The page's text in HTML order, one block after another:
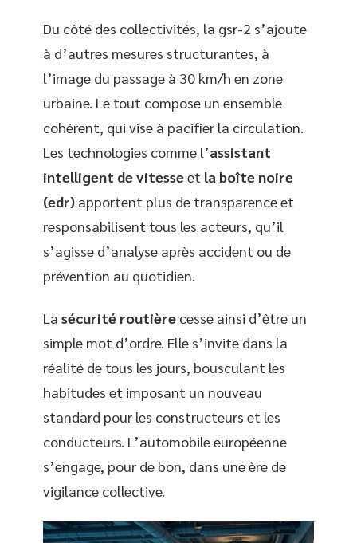
Du côté des collectivités, la gsr-2 s’ajoute
à d’autres mesures structurantes, à
l’image du passage à 30 km/h en zone
urbaine. Le tout compose un ensemble
cohérent, qui vise à pacifier la circulation.
Les technologies comme l’assistant
intelligent de vitesseet la boîte noire
(edr) apportent plus de transparence et
responsabilisent tous les acteurs, qu’il
s’agisse d’analyse après accident ou de
prévention au quotidien.
La sécurité routière cesse ainsi d’être un
simple mot d’ordre. Elle s’invite dans la
réalité de tous les jours, bousculant les
habitudes et imposant un nouveau
standard pour les constructeurs et les
conducteurs. L’automobile européenne
s’engage, pour de bon, dans une ère de
vigilance collective.